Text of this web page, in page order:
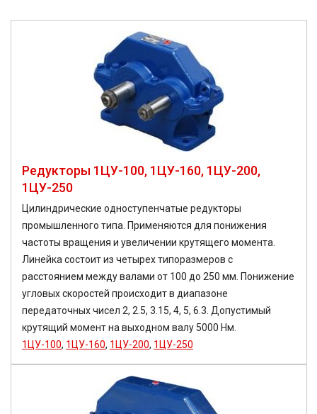
Редукторы 1ЦУ-100, 1ЦУ-160, 1ЦУ-200,
1ЦУ-250
Цилиндрические одноступенчатые редукторы
промышленного типа. Применяются для понижения
частоты вращения и увеличении крутящего момента.
Линейка состоит из четырех типоразмеров с
расстоянием между валами от 100 до 250 мм. Понижение
угловых скоростей происходит в диапазоне
передаточных чисел 2, 2.5, 3.15, 4, 5, 6.3. Допустимый
крутящий момент на выходном валу 5000 Нм.
1ЦУ-100, 1ЦУ-160, 1ЦУ-200, 1ЦУ-250